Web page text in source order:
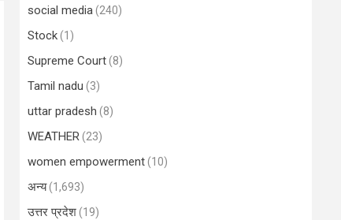
social media(240)
Stock(1)
Supreme Court(8)
Tamil nadu (3)
uttar pradesh (8)
WEATHER(23)
women empowerment(10)
अन्य(1,693)
उत्तर प्रदेश(19)